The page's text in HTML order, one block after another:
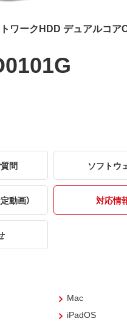
ワークHDD デュアルコア
問 ソフトウ
動画） 対応情
Mac
iPadOS